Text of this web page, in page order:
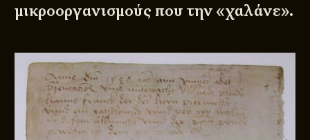
μικροοργανισμούς που την «χαλάνε».